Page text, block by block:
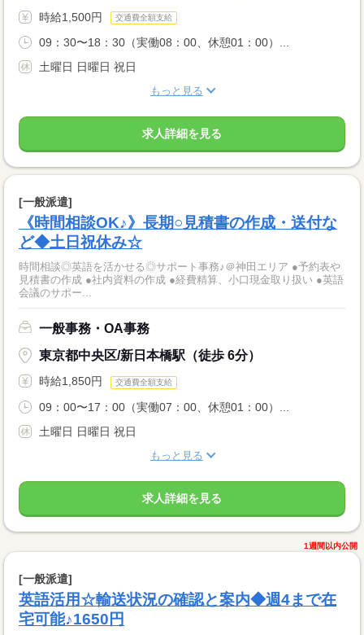
時給1,500円 交通費全額支給
09：30〜18：30（実働08：00、休憩01：00）...
土曜日 日曜日 祝日
もっと見る
求人詳細を見る
[一般派遣]
《時間相談OK♪》長期○見積書の作成・送付な
ど◆土日祝休み☆
時間相談◎英語を活かせる◎サポート事務♪＠神田エリア ●予約表や
見積書の作成 ●社内資料の作成 ●経費精算、小口現金取り扱い ●英語
会議のサポー...
一般事務・OA事務
東京都中央区/新日本橋駅（徒歩 6分）
時給1,850円 交通費全額支給
09：00〜17：00（実働07：00、休憩01：00）...
土曜日 日曜日 祝日
もっと見る
求人詳細を見る
1週間以内公開
[一般派遣]
英語活用☆輸送状況の確認と案内◆週4まで在
宅可能♪1650円